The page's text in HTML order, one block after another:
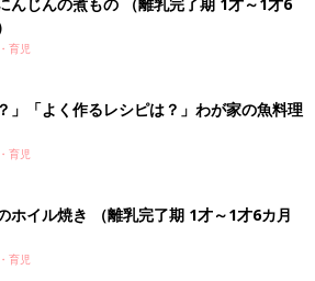
んじんの煮もの （離乳完了期 1才～1才6
育児
」「よく作るレシピは？」わが家の魚料理
育児
ホイル焼き （離乳完了期 1才～1才6カ月
育児